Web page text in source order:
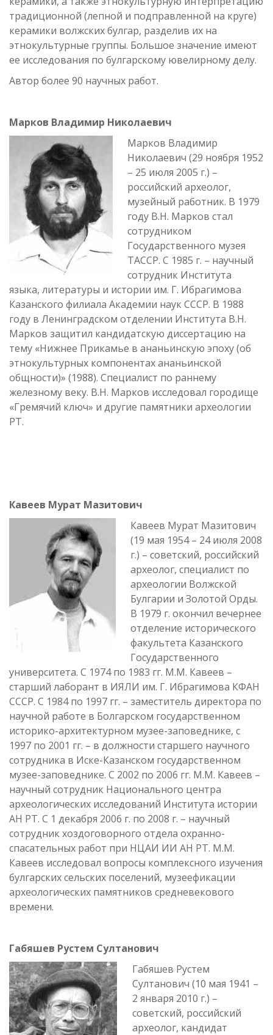
традиционной (лепной и подправленной на круге)
керамики волжских булгар, разделив их на
этнокультурные группы. Большое значение имеют
ее исследования по булгарскому ювелирному делу.
Автор более 90 научных работ.
Марков Владимир Николаевич
Марков Владимир
Николаевич (29 ноября 1952
– 25 июля 2005 г.) –
российский археолог,
музейный работник. В 1979
году В.Н. Марков стал
сотрудником
Государственного музея
ТАССР. С 1985 г. – научный
сотрудник Института
языка, литературы и истории им. Г. Ибрагимова
Казанского филиала Академии наук СССР. В 1988
году в Ленинградском отделении Института В.Н.
Марков защитил кандидатскую диссертацию на
тему «Нижнее Прикамье в ананьинскую эпоху (об
этнокультурных компонентах ананьинской
общности)» (1988). Специалист по раннему
железному веку. В.Н. Марков исследовал городище
«Гремячий ключ» и другие памятники археологии
РТ.
Кавеев Мурат Мазитович
Кавеев Мурат Мазитович
(19 мая 1954 – 24 июля 2008
г.) – советский, российский
археолог, специалист по
археологии Волжской
Булгарии и Золотой Орды.
В 1979 г. окончил вечернее
отделение исторического
факультета Казанского
Государственного
университета. С 1974 по 1983 гг. М.М. Кавеев –
старший лаборант в ИЯЛИ им. Г. Ибрагимова КФАН
СССР. С 1984 по 1997 гг. – заместитель директора по
научной работе в Болгарском государственном
историко-архитектурном музее-заповеднике, с
1997 по 2001 гг. – в должности старшего научного
сотрудника в Иске-Казанском государственном
музее-заповеднике. С 2002 по 2006 гг. М.М. Кавеев –
научный сотрудник Национального центра
археологических исследований Института истории
АН РТ. С 1 декабря 2006 г. по 2008 г. – научный
сотрудник хоздоговорного отдела охранно-
спасательных работ при НЦАИ ИИ АН РТ. М.М.
Кавеев исследовал вопросы комплексного изучения
булгарских сельских поселений, музеефикации
археологических памятников средневекового
времени.
Габяшев Рустем Султанович
Габяшев Рустем
Султанович (10 мая 1941 –
2 января 2010 г.) –
советский, российский
археолог, кандидат